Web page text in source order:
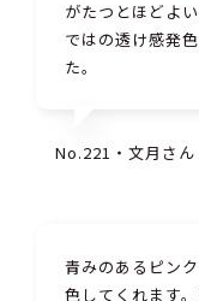
がたつとほどよ
ではの透け感発
た。
No.221・文月さん
青みのあるピン
色してくれます